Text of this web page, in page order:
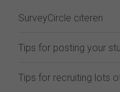
SurveyCircle citeren
Tips for posting your
Tips for recruiting lots